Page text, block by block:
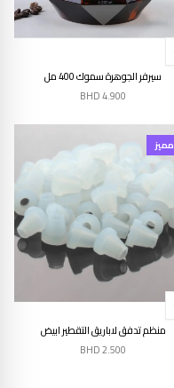
سيرفر الجوهرة سموك 400 مل
BHD4.900
مميز
منظم تدفق لاباريق التقطير ابيض
BHD2.500